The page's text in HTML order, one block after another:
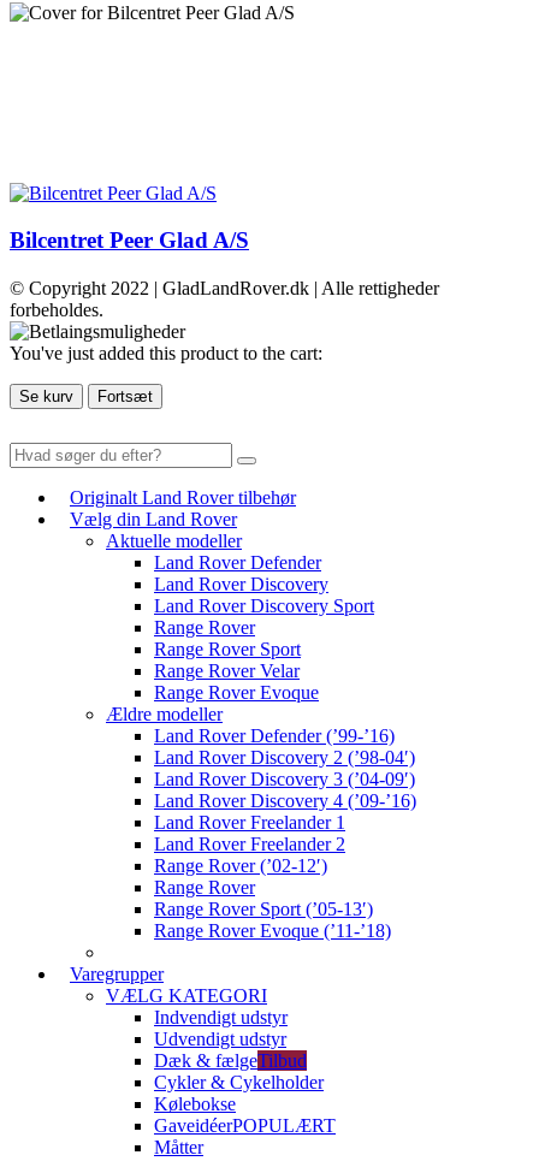
Bilcentret Peer Glad A/S
© Copyright 2022 | GladLandRover.dk | Alle rettigheder
forbeholdes.
You've just added this product to the cart:
Se kurv Fortsæt
Originalt Land Rover tilbehør
Vælg din Land Rover
Aktuelle modeller
Land Rover Defender
Land Rover Discovery
Land Rover Discovery Sport
Range Rover
Range Rover Sport
Range Rover Velar
Range Rover Evoque
Ældre modeller
Land Rover Defender (’99-’16)
Land Rover Discovery 2 (’98-04′)
Land Rover Discovery 3 (’04-09′)
Land Rover Discovery 4 (’09-’16)
Land Rover Freelander 1
Land Rover Freelander 2
Range Rover (’02-12′)
Range Rover
Range Rover Sport (’05-13′)
Range Rover Evoque (’11-’18)
Varegrupper
VÆLG KATEGORI
Indvendigt udstyr
Udvendigt udstyr
Dæk & fælgeTilbud
Cykler & Cykelholder
Kølebokse
GaveidéerPOPULÆRT
Måtter